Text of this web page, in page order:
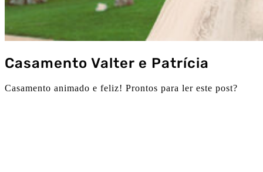
Casamento Valter e Patrícia
Casamento animado e feliz! Prontos para ler este post?